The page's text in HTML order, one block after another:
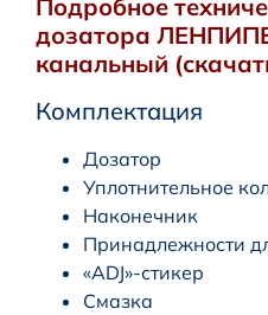
Подробное
дозатора
канальный
Комплектация
Дозатор
Уплотнительное
Наконечник
Принадлежности
«ADJ»-стикер
Смазка